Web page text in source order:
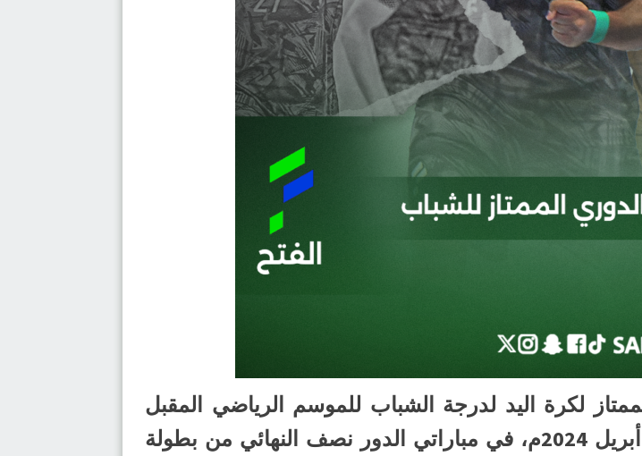
لكرة اليد لدرجة الشباب للموسم الرياضي المقبل
2024-2025م، وذلك بعد فوزهما اليوم الأحد 28 أبريل 2024م، في مباراتي الدور نصف النهائي من بطولة